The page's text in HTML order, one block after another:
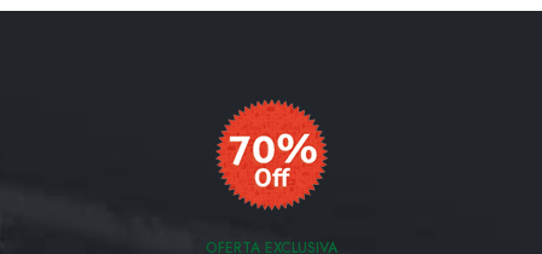
OFERTA EXCLUSIVA